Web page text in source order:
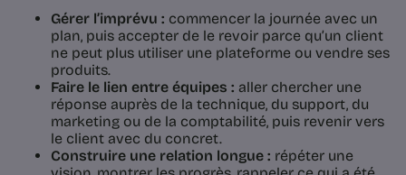
Gérer l’imprévu : commencer la journée avec un
plan, puis accepter de le revoir parce qu’un client
ne peut plus utiliser une plateforme ou vendre ses
produits.
Faire le lien entre équipes : aller chercher une
réponse auprès de la technique, du support, du
marketing ou de la comptabilité, puis revenir vers
le client avec du concret.
Construire une relation longue : répéter une